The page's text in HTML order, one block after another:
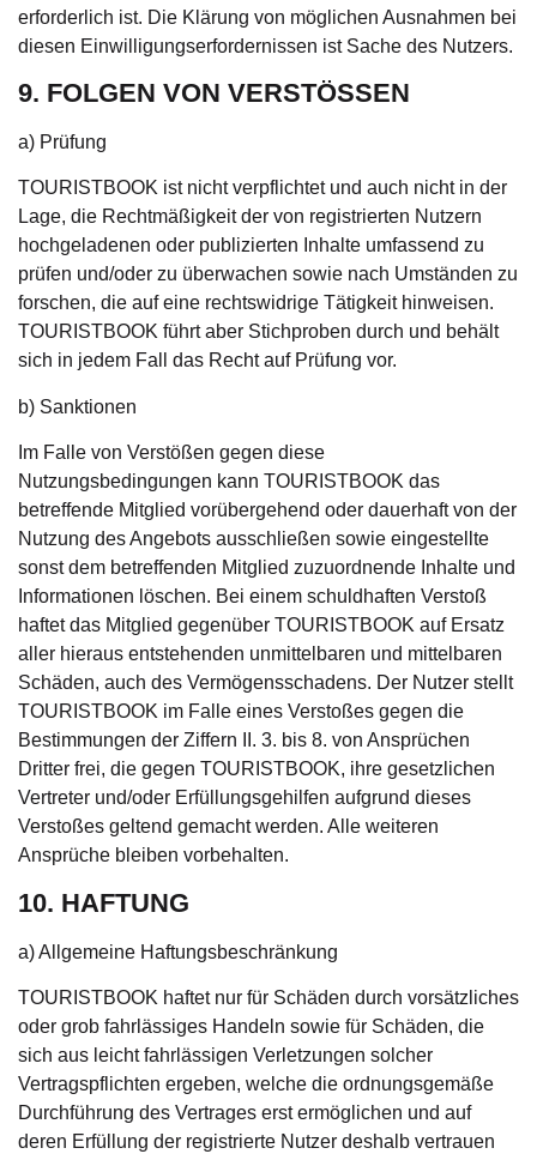
erforderlich ist. Die Klärung von möglichen Ausnahmen bei
diesen Einwilligungserfordernissen ist Sache des Nutzers.
9. FOLGEN VON VERSTÖSSEN
a) Prüfung
TOURISTBOOK ist nicht verpflichtet und auch nicht in der
Lage, die Rechtmäßigkeit der von registrierten Nutzern
hochgeladenen oder publizierten Inhalte umfassend zu
prüfen und/oder zu überwachen sowie nach Umständen zu
forschen, die auf eine rechtswidrige Tätigkeit hinweisen.
TOURISTBOOK führt aber Stichproben durch und behält
sich in jedem Fall das Recht auf Prüfung vor.
b) Sanktionen
Im Falle von Verstößen gegen diese
Nutzungsbedingungen kann TOURISTBOOK das
betreffende Mitglied vorübergehend oder dauerhaft von der
Nutzung des Angebots ausschließen sowie eingestellte
sonst dem betreffenden Mitglied zuzuordnende Inhalte und
Informationen löschen. Bei einem schuldhaften Verstoß
haftet das Mitglied gegenüber TOURISTBOOK auf Ersatz
aller hieraus entstehenden unmittelbaren und mittelbaren
Schäden, auch des Vermögensschadens. Der Nutzer stellt
TOURISTBOOK im Falle eines Verstoßes gegen die
Bestimmungen der Ziffern II. 3. bis 8. von Ansprüchen
Dritter frei, die gegen TOURISTBOOK, ihre gesetzlichen
Vertreter und/oder Erfüllungsgehilfen aufgrund dieses
Verstoßes geltend gemacht werden. Alle weiteren
Ansprüche bleiben vorbehalten.
10. HAFTUNG
a) Allgemeine Haftungsbeschränkung
TOURISTBOOK haftet nur für Schäden durch vorsätzliches
oder grob fahrlässiges Handeln sowie für Schäden, die
sich aus leicht fahrlässigen Verletzungen solcher
Vertragspflichten ergeben, welche die ordnungsgemäße
Durchführung des Vertrages erst ermöglichen und auf
deren Erfüllung der registrierte Nutzer deshalb vertrauen